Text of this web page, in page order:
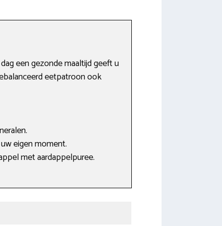
een gezonde maaltijd geeft u
eetpatroon ook
eigen moment.
met aardappelpuree.